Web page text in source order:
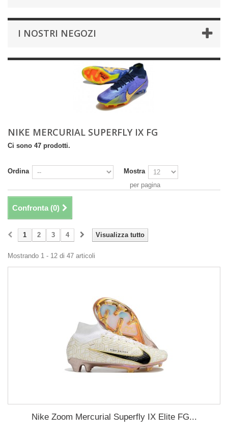
I NOSTRI NEGOZI
NIKE MERCURIAL SUPERFLY IX FG
Ci sono 47 prodotti.
Ordina
Mostra
per pagina
Confronta (0)
Visualizza tutto
1 2 3 4
Mostrando 1 - 12 di 47 articoli
Nike Zoom Mercurial Superfly IX Elite FG...